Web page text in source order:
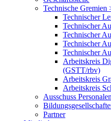
Technische Gremien
Technischer
Technischer
Technischer
Technischer
Technischer
Arbeitskreis
(GSTT/rbv)
Arbeitskreis
Arbeitskreis
Ausschuss
Partner